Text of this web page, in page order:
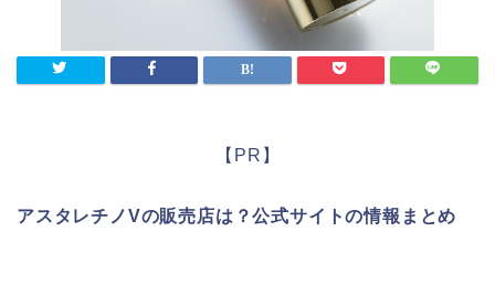
【PR】
アスタレチノVの販売店は？公式サイトの情報まとめ